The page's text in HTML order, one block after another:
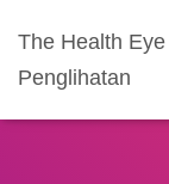
The Health
Penglihatan